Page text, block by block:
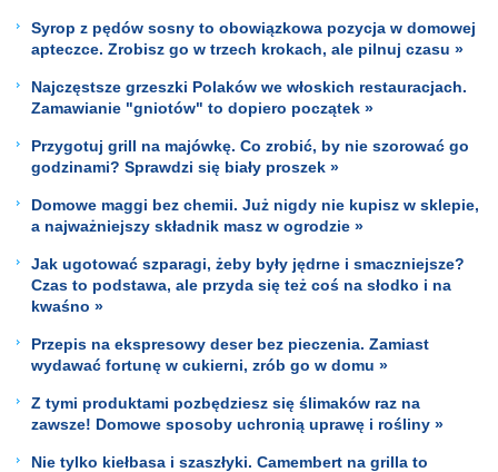
Syrop z pędów sosny to obowiązkowa pozycja w domowej
apteczce. Zrobisz go w trzech krokach, ale pilnuj czasu »
Najczęstsze grzeszki Polaków we włoskich restauracjach.
Zamawianie "gniotów" to dopiero początek »
Przygotuj grill na majówkę. Co zrobić, by nie szorować go
godzinami? Sprawdzi się biały proszek »
Domowe maggi bez chemii. Już nigdy nie kupisz w sklepie,
a najważniejszy składnik masz w ogrodzie »
Jak ugotować szparagi, żeby były jędrne i smaczniejsze?
Czas to podstawa, ale przyda się też coś na słodko i na
kwaśno »
Przepis na ekspresowy deser bez pieczenia. Zamiast
wydawać fortunę w cukierni, zrób go w domu »
Z tymi produktami pozbędziesz się ślimaków raz na
zawsze! Domowe sposoby uchronią uprawę i rośliny »
Nie tylko kiełbasa i szaszłyki. Camembert na grilla to